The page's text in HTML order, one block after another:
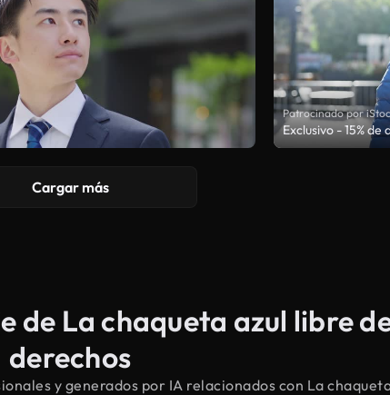
Patrocinado por
Exclusivo - 15%
Cargar más
de La chaqueta azul libre
derechos
y generados por IA relacionados con La